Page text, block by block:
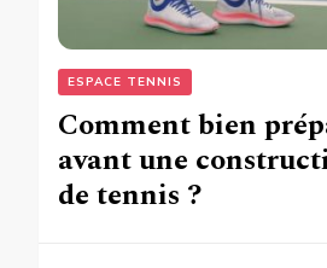
ESPACE TENNIS
Comment bien
avant une
de tennis ?